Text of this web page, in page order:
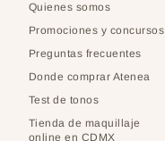
Quienes somos
Promociones y concursos
Preguntas frecuentes
Donde comprar Atenea
Test de tonos
Tienda de maquillaje
online en CDMX